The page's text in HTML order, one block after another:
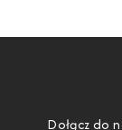
Dołącz do